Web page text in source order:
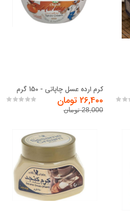
کرم ارده عسل چاپاتی - 150 گرم
26,400 تومان
28,000 تومان